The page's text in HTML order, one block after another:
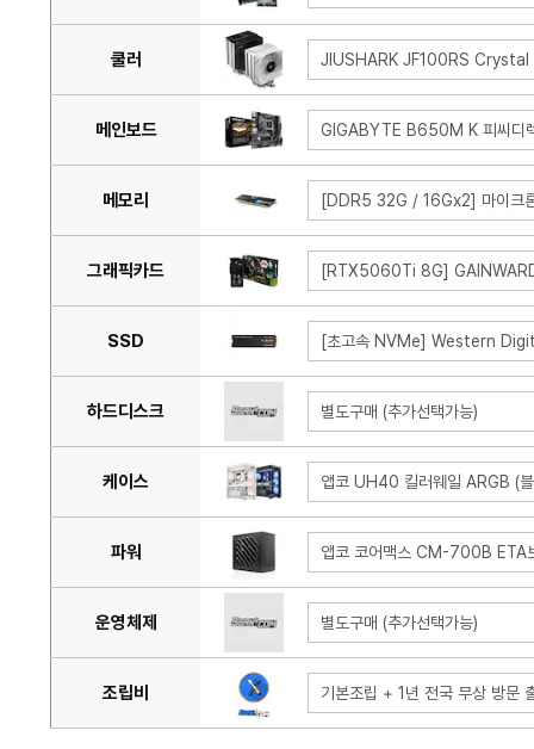
쿨러 JIUSHARK JF100RS Crystal
메인보드 GIGABYTE B650M K 피씨디
메모리 [DDR5 32G / 16Gx2] 마이크
그래픽카드 [RTX5060Ti 8G]
SSD [초고속 NVMe] Western
하드디스크 별도구매 (추가선택가능)
케이스 앱코 UH40 킬러웨일 ARGB (
파워 앱코 코어맥스 CM-700B ETA
운영체제 별도구매 (추가선택가능)
조립비 기본조립 + 1년 전국 무상 방문